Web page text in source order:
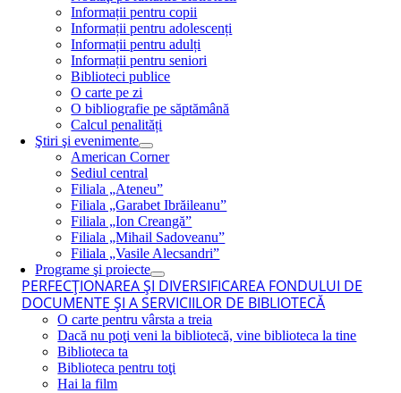
Informații pentru copii
Informații pentru adolescenți
Informații pentru adulți
Informații pentru seniori
Biblioteci publice
O carte pe zi
O bibliografie pe săptămână
Calcul penalități
Ştiri şi evenimente
American Corner
Sediul central
Filiala „Ateneu”
Filiala „Garabet Ibrăileanu”
Filiala „Ion Creangă”
Filiala „Mihail Sadoveanu”
Filiala „Vasile Alecsandri”
Programe şi proiecte
PERFECŢIONAREA ŞI DIVERSIFICAREA FONDULUI DE
DOCUMENTE ŞI A SERVICIILOR DE BIBLIOTECĂ
O carte pentru vârsta a treia
Dacă nu poţi veni la bibliotecă, vine biblioteca la tine
Biblioteca ta
Biblioteca pentru toţi
Hai la film